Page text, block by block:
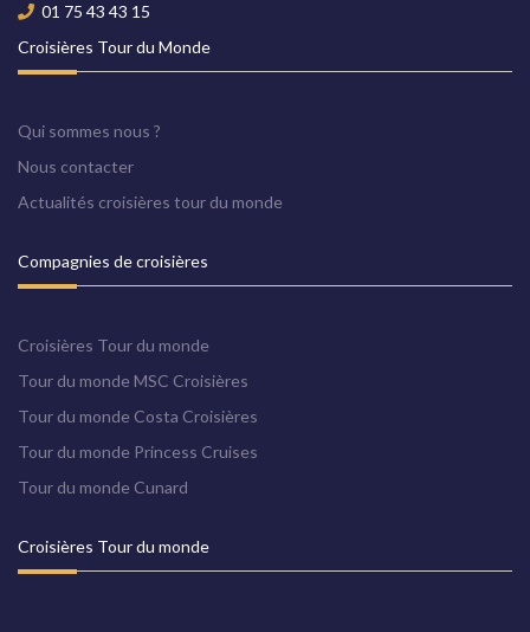
01 75 43 43 15
Croisières Tour du Monde
Qui sommes nous ?
Nous contacter
Actualités croisières tour du monde
Compagnies de croisières
Croisières Tour du monde
Tour du monde MSC Croisières
Tour du monde Costa Croisières
Tour du monde Princess Cruises
Tour du monde Cunard
Croisières Tour du monde